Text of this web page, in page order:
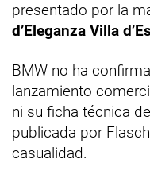
presentado por la
d’Eleganza Villa
BMW no ha
lanzamiento
ni su ficha técnica
publicada por
casualidad.